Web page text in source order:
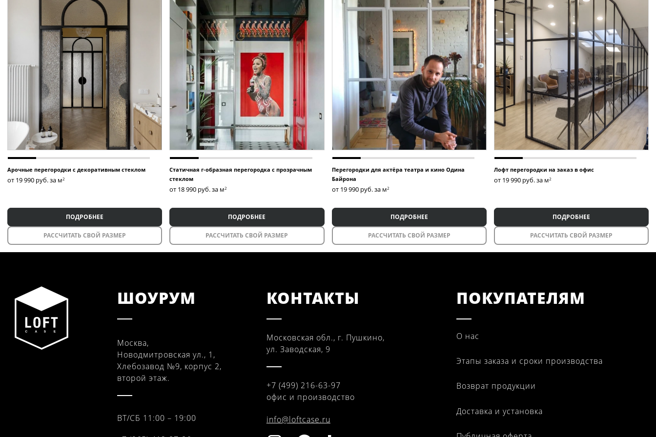
Раздвижные перегородки
Гибкий график:
Мы подбираем удобное время для доставки и установки, чтобы вам было комфортно.
Доставка в регионы:Мы сотрудничаем с надежными транспортными компаниями, чтобы вы получили заказ вовремя и в идеальном состоянии.
▎Условия доставки и установки
• Доставка по Москве и Московской области рассчитывается индивидуально в зависимости от удаленности объекта.
• В регионы отправка осуществляется через транспортные компании, стоимость зависит от расстояния и объема груза.
Оставьте заявку прямо сейчас
, чтобы наш менеджер связался с вами, рассчитал стоимость доставки и монтажа, а также ответил на все ваши вопросы!
Арочные перегородки с декоративным стеклом
от 19 990 руб. за м2
ПОДРОБНЕЕ
РАССЧИТАТЬ СВОЙ РАЗМЕР
Статичная г-образная перегородка с прозрачным
стеклом
от 18 990 руб. за м2
ПОДРОБНЕЕ
РАССЧИТАТЬ СВОЙ РАЗМЕР
Перегородки для актёра театра и кино Одина
Байрона
от 19 990 руб. за м2
ПОДРОБНЕЕ
РАССЧИТАТЬ СВОЙ РАЗМЕР
Лофт перегородки на заказ в офис
от 19 990 руб. за м2
ПОДРОБНЕЕ
РАССЧИТАТЬ СВОЙ РАЗМЕР
ШОУРУМ
Москва,
Новодмитровская ул., 1,
Хлебозавод №9, корпус 2,
второй этаж.
ВТ/СБ 11:00 – 19:00
КОНТАКТЫ
Московская обл., г. Пушкино,
ул. Заводская, 9
+7 (499) 216-63-97
офис и производство
info@loftcase.ru
ПОКУПАТЕЛЯМ
О нас
Этапы заказа и сроки производства
Возврат продукции
Доставка и установка